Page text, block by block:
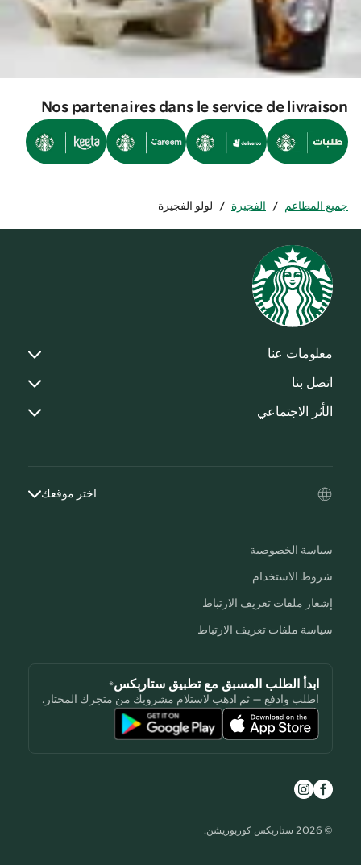
Nos partenaires dans le service de livraison
جميع المطاعم / الفجيرة / لولو الفجيرة
معلومات عنا
اتصل بنا
الأثر الاجتماعي
اختر موقعك
سياسة الخصوصية
شروط الاستخدام
إشعار ملفات تعريف الارتباط
سياسة ملفات تعريف الارتباط
ابدأ الطلب المسبق مع تطبيق ستاربكس®
اطلب وادفع — ثم اذهب لاستلام مشروبك من متجرك المختار.
© 2026 ستاربكس كوربوريشن.